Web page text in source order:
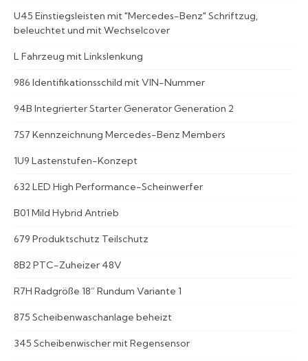
U45 Einstiegsleisten mit "Mercedes-Benz" Schriftzug,
beleuchtet und mit Wechselcover
L Fahrzeug mit Linkslenkung
986 Identifikationsschild mit VIN-Nummer
94B Integrierter Starter Generator Generation 2
7S7 Kennzeichnung Mercedes-Benz Members
1U9 Lastenstufen-Konzept
632 LED High Performance-Scheinwerfer
B01 Mild Hybrid Antrieb
679 Produktschutz Teilschutz
8B2 PTC-Zuheizer 48V
R7H Radgröße 18” Rundum Variante 1
875 Scheibenwaschanlage beheizt
345 Scheibenwischer mit Regensensor